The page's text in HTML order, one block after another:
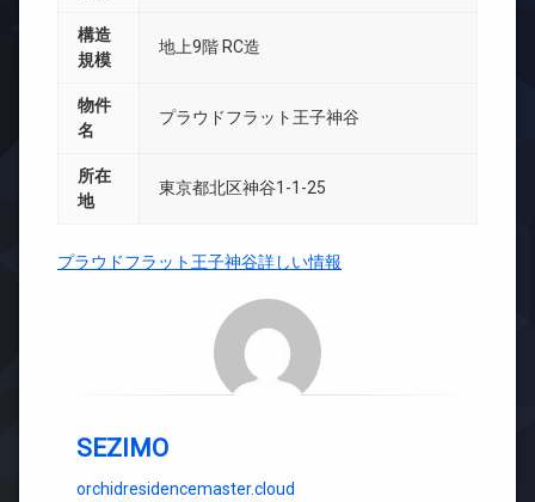
構造
規模
地上9階 RC造
物件
名
プラウドフラット王子神谷
所在
地
東京都北区神谷1-1-25
プラウドフラット王子神谷詳しい情報
SEZIMO
orchidresidencemaster.cloud